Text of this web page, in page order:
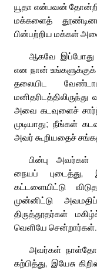
யூதா என்பவன்
மக்களைத்
பின்பற்றிய மக்கள்
ஆகவே இப்போது
என நான்
தலையிட
அவை கடவுளைச்
முடியாது; நீங்கள்
அவர் கூறியதைச்
பின்பு அவர்கள்
நையப் புடைத்து,
கட்டளையிட்டு
முன்னிட்டு
திருத்தூதர்கள்
வெளியே சென்றார்கள்.
அவர்கள்
கற்பித்து, இயேசு